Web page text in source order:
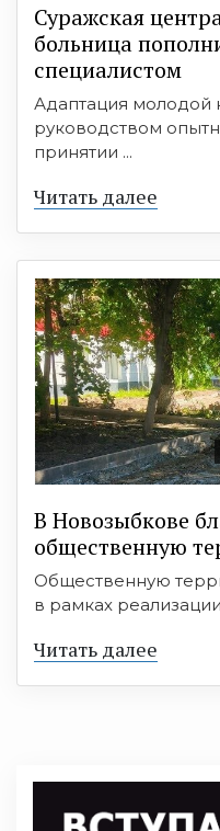
Суражская
больница
специалистом
Адаптация молодой
руководством
принятии ...
Читать далее
В Новозыбкове
общественную
Общественную
в рамках
Читать далее